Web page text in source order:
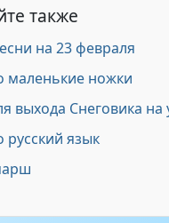
зимы
ёлочке
Умки
также
на 23 февраля
маленькие ножки
выхода Снеговика на
русский язык